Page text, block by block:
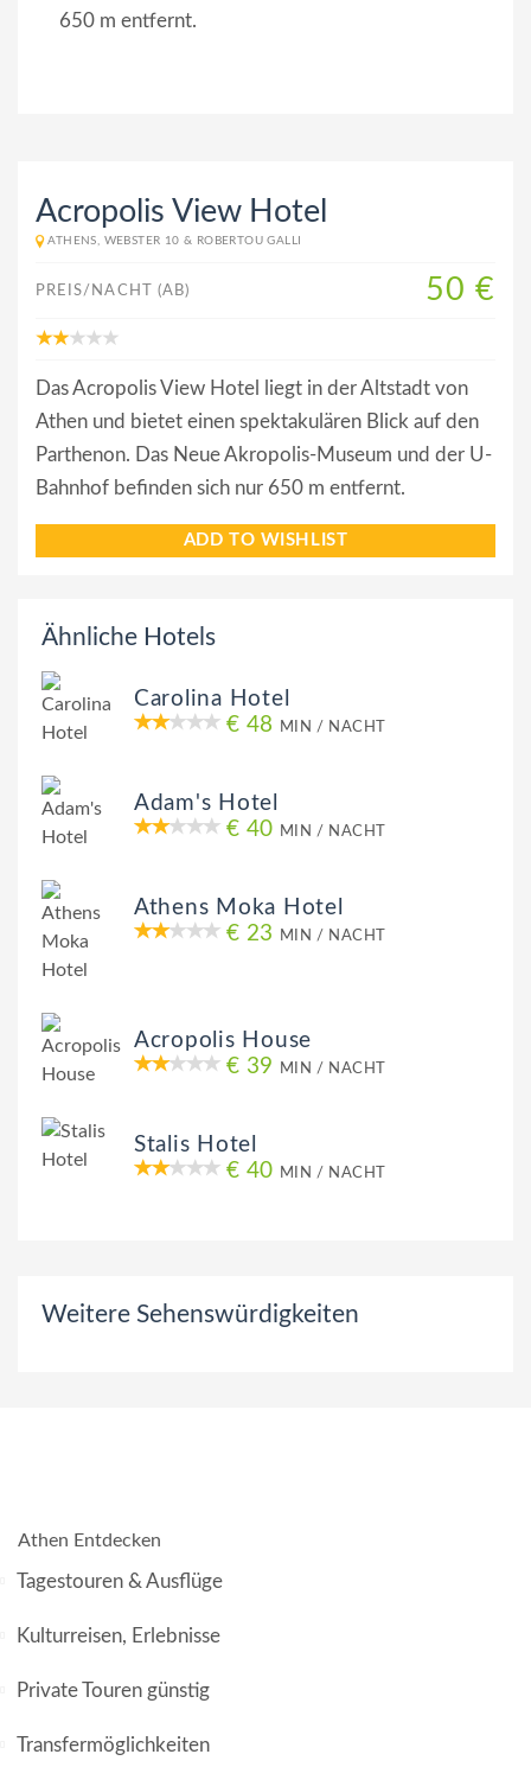
650 m entfernt.
Acropolis View Hotel
ATHENS, WEBSTER 10 & ROBERTOU GALLI
PREIS/NACHT (AB) 50 €
Das Acropolis View Hotel liegt in der Altstadt von
Athen und bietet einen spektakulären Blick auf den
Parthenon. Das Neue Akropolis-Museum und der U-
Bahnhof befinden sich nur 650 m entfernt.
ADD TO WISHLIST
Ähnliche Hotels
Carolina Hotel
€ 48
MIN / NACHT
Adam's Hotel
€ 40 MIN / NACHT
Athens Moka Hotel
€ 23
MIN / NACHT
Acropolis House
€ 39
MIN / NACHT
Stalis Hotel
€ 40 MIN / NACHT
Weitere Sehenswürdigkeiten
Athen Entdecken
Tagestouren & Ausflüge
Kulturreisen, Erlebnisse
Private Touren günstig
Transfermöglichkeiten